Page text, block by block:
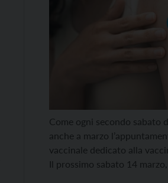
Come ogni secondo sabato
anche a marzo
vaccinale dedicato alla
Il prossimo sabato 14